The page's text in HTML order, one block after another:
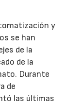
y
se han
de la
de la
Durante
de
las últimas